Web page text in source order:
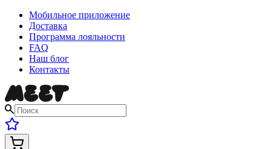
Мобильное приложение
Доставка
Программа лояльности
FAQ
Наш блог
Контакты